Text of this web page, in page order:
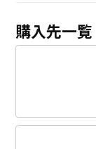
購入先一覧